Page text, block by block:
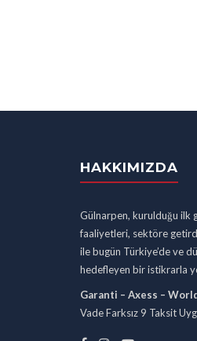
HAKKIMIZDA
Gülnarpen, kurulduğu ilk
faaliyetleri, sektöre
ile bugün Türkiye’de ve
hedefleyen bir istikrarla
Garanti – Axess –
Vade Farksız 9 Taksit